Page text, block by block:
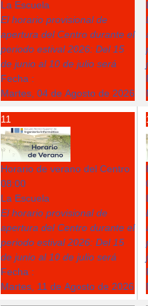
La Escuela
El horario provisional de
apertura del Centro durante el
periodo estival 2026: Del 15
de junio al 10 de julio será
Fecha :
Martes, 04 de Agosto de 2026
11
Horario de verano del Centro
08:00
La Escuela
El horario provisional de
apertura del Centro durante el
periodo estival 2026: Del 15
de junio al 10 de julio será
Fecha :
Martes, 11 de Agosto de 2026